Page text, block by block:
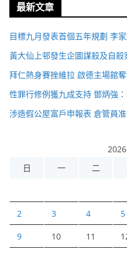
最新文章
目標九月發表首個五年規劃 李
黃大仙上邨發生企圖謀殺及自
拜仁熱身賽挫維拉 啟德主場館
性罪行修例獲九成支持 鄧炳強
涉造假公屋富戶申報表 倉管員
日
一 二
2 3 4 5
9 10 11